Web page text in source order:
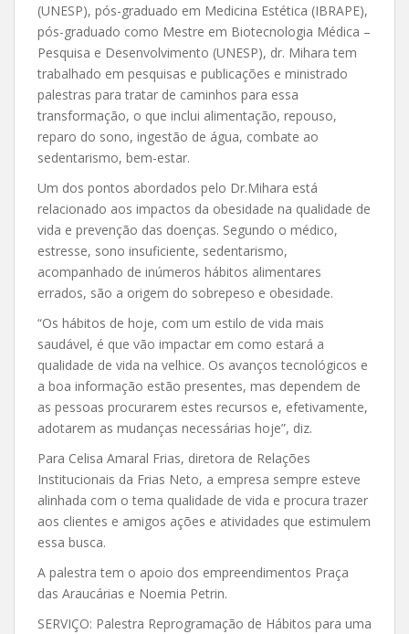
(UNESP), pós-graduado em Medicina Estética (IBRAPE),
pós-graduado como Mestre em Biotecnologia Médica –
Pesquisa e Desenvolvimento (UNESP), dr. Mihara tem
trabalhado em pesquisas e publicações e ministrado
palestras para tratar de caminhos para essa
transformação, o que inclui alimentação, repouso,
reparo do sono, ingestão de água, combate ao
sedentarismo, bem-estar.
Um dos pontos abordados pelo Dr.Mihara está
relacionado aos impactos da obesidade na qualidade de
vida e prevenção das doenças. Segundo o médico,
estresse, sono insuficiente, sedentarismo,
acompanhado de inúmeros hábitos alimentares
errados, são a origem do sobrepeso e obesidade.
“Os hábitos de hoje, com um estilo de vida mais
saudável, é que vão impactar em como estará a
qualidade de vida na velhice. Os avanços tecnológicos e
a boa informação estão presentes, mas dependem de
as pessoas procurarem estes recursos e, efetivamente,
adotarem as mudanças necessárias hoje”, diz.
Para Celisa Amaral Frias, diretora de Relações
Institucionais da Frias Neto, a empresa sempre esteve
alinhada com o tema qualidade de vida e procura trazer
aos clientes e amigos ações e atividades que estimulem
essa busca.
A palestra tem o apoio dos empreendimentos Praça
das Araucárias e Noemia Petrin.
SERVIÇO: Palestra Reprogramação de Hábitos para uma